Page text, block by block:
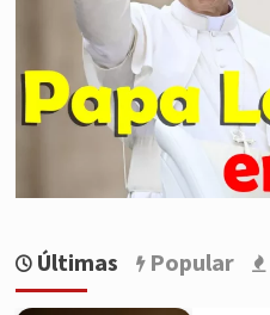
Últimas Popular